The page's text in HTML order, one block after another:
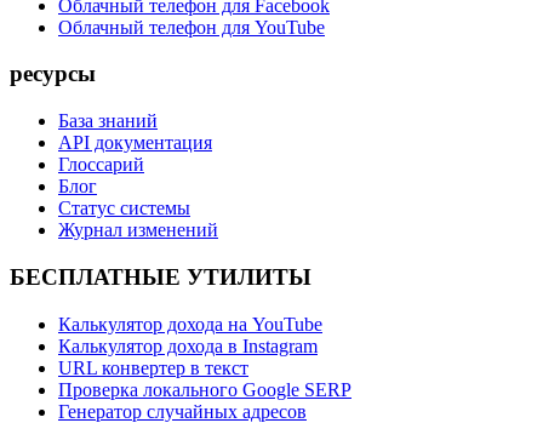
Облачный телефон для Facebook
Облачный телефон для YouTube
ресурсы
База знаний
API документация
Глоссарий
Блог
Статус системы
Журнал изменений
БЕСПЛАТНЫЕ УТИЛИТЫ
Калькулятор дохода на YouTube
Калькулятор дохода в Instagram
URL конвертер в текст
Проверка локального Google SERP
Генератор случайных адресов